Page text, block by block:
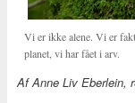
Vi er ikke alene. Vi er
planet, vi har fået i arv.
Af Anne Liv Eberlein,